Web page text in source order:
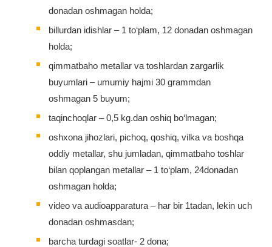
donadan oshmagan holda;
billurdan idishlar – 1 to‘plam, 12 donadan oshmagan
holda;
qimmatbaho metallar va toshlardan zargarlik
buyumlari – umumiy hajmi 30 grammdan
oshmagan 5 buyum;
taqinchoqlar – 0,5 kg.dan oshiq bo‘lmagan;
oshxona jihozlari, pichoq, qoshiq, vilka va boshqa
oddiy metallar, shu jumladan, qimmatbaho toshlar
bilan qoplangan metallar – 1 to‘plam, 24donadan
oshmagan holda;
video va audioapparatura – har bir 1tadan, lekin uch
donadan oshmasdan;
barcha turdagi soatlar- 2 dona;